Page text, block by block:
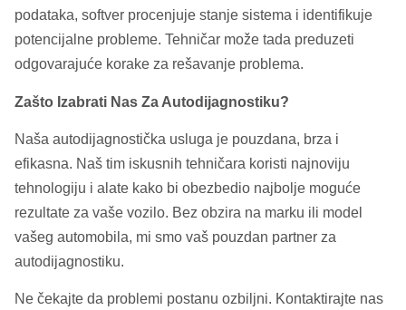
podataka, softver procenjuje stanje sistema i identifikuje
potencijalne probleme. Tehničar može tada preduzeti
odgovarajuće korake za rešavanje problema.
Zašto Izabrati Nas Za Autodijagnostiku?
Naša autodijagnostička usluga je pouzdana, brza i
efikasna. Naš tim iskusnih tehničara koristi najnoviju
tehnologiju i alate kako bi obezbedio najbolje moguće
rezultate za vaše vozilo. Bez obzira na marku ili model
vašeg automobila, mi smo vaš pouzdan partner za
autodijagnostiku.
Ne čekajte da problemi postanu ozbiljni. Kontaktirajte nas